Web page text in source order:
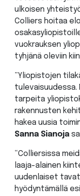
ulkoisen
Colliers hoitaa
vuokrauksen
tyhjänä oleviin
”Yliopistojen
tulevaisuudessa.
tarpeita
rakennusten
hakea uusia
Sanna Sianoja
“Colliersissa
laaja-alainen
uudenlaiset
hyödyntämällä